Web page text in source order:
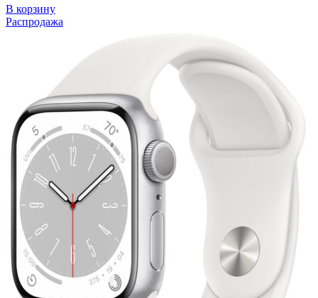
В корзину
Распродажа